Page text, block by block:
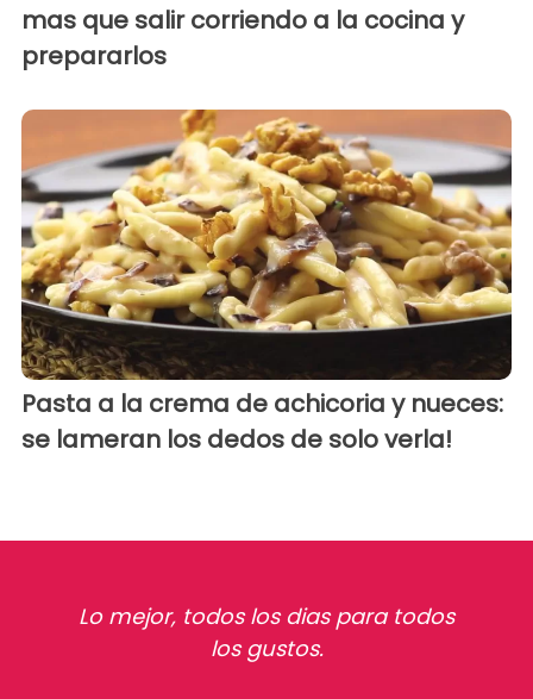
mas que salir corriendo a la cocina y
prepararlos
Pasta a la crema de achicoria y nueces:
se lameran los dedos de solo verla!
Lo mejor, todos los dias para todos
los gustos.